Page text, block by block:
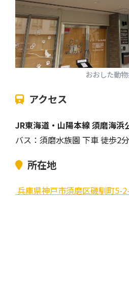
おおした動
アクセス
JR東海道・山陽本線 須磨海浜
バス：須磨水族園 下車 徒歩2分
所在地
兵庫県神戸市須磨区磯馴町5-